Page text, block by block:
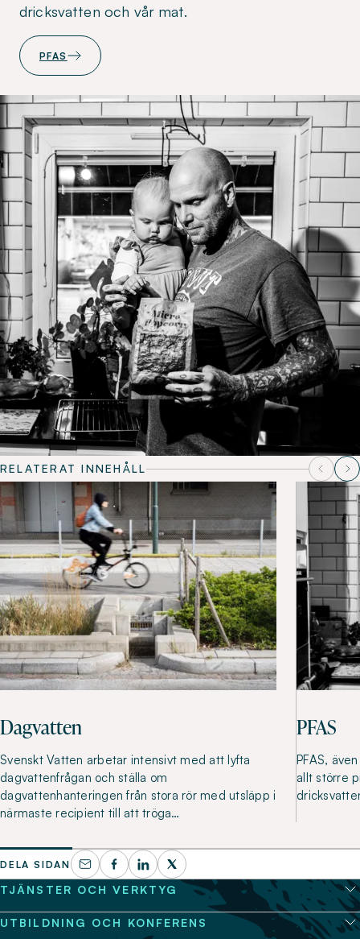
dricksvatten och vår mat.
PFAS
RELATERAT INNEHÅLL
Dagvatten
Svenskt Vatten arbetar intensivt med att lyfta
dagvattenfrågan och ställa om
dagvattenhanteringen från stora rör med utsläpp i
närmaste recipient till att tröga…
PFAS
PFAS,
allt större
DELA SIDAN
TJÄNSTER OCH VERKTYG
UTBILDNING OCH KONFERENS